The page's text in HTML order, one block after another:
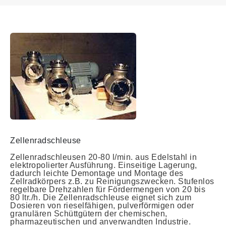
Zellenradschleuse
Zellenradschleusen 20-80 l/min. aus Edelstahl in
elektropolierter Ausführung. Einseitige Lagerung,
dadurch leichte Demontage und Montage des
Zellradkörpers z.B. zu Reinigungszwecken. Stufenlos
regelbare Drehzahlen für Fördermengen von 20 bis
80 ltr./h. Die Zellenradschleuse eignet sich zum
Dosieren von rieselfähigen, pulverförmigen oder
granulären Schüttgütern der chemischen,
pharmazeutischen und anverwandten Industrie.